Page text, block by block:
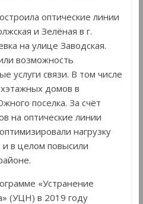
оптические линии
и Зелёная в г.
на улице Заводская.
возможность
услуги связи. В том числе
домов в
поселка. За счёт
на оптические линии
нагрузку
в целом повысили
«Устранение
(УЦН) в 2019 году